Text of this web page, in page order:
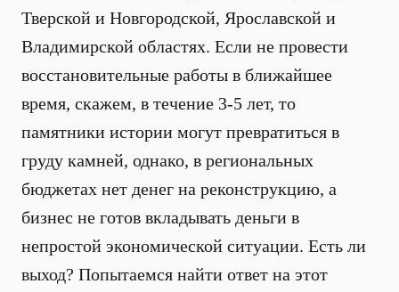
Тверской и Новгородской, Ярославской и
Владимирской областях. Если не провести
восстановительные работы в ближайшее
время, скажем, в течение 3-5 лет, то
памятники истории могут превратиться в
груду камней, однако, в региональных
бюджетах нет денег на реконструкцию, а
бизнес не готов вкладывать деньги в
непростой экономической ситуации. Есть ли
выход? Попытаемся найти ответ на этот